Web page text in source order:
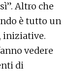
Altro che
è tutto un
iniziative.
vedere
di